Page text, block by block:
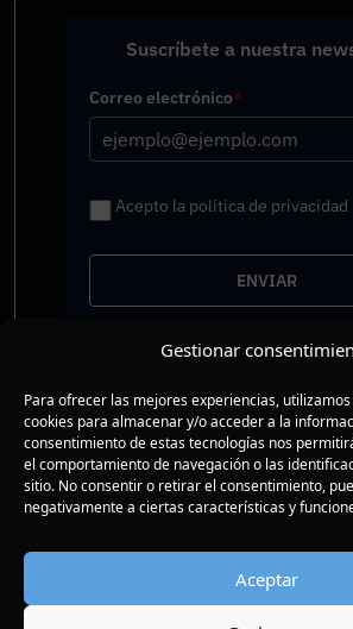
Gestionar
Para ofrecer las mejores experiencias,
cookies para almacenar y/o acceder a la
consentimiento de estas tecnologías nos
el comportamiento de navegación o las
sitio. No consentir o retirar el consentimiento,
negativamente a ciertas características y
Aceptar
Suscríbete a nuestra
Correo electrónico*
Acepto la política de privacidad
ENVIAR
Presenciales
En tu empresa
Libros
FAQs
Conferencias